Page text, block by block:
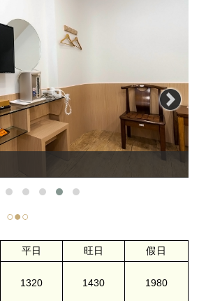
平日 旺日
假日
1320 1430 1980